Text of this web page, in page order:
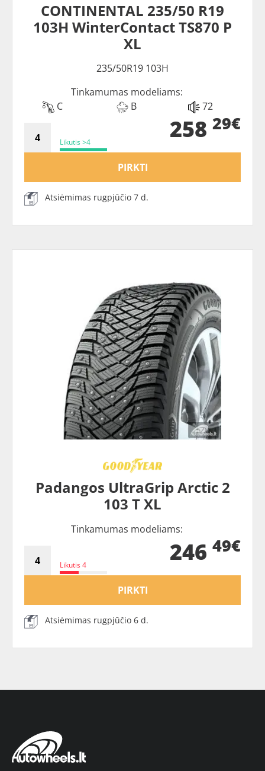
CONTINENTAL 235/50 R19
103H WinterContact TS870 P
XL
235/50R19 103H
Tinkamumas modeliams:
C
B 72
Likutis >4 258 29€
PIRKTI
Atsiėmimas rugpjūčio 7 d.
Padangos UltraGrip Arctic 2
103 T XL
Tinkamumas modeliams:
Likutis 4 246 49€
PIRKTI
Atsiėmimas rugpjūčio 6 d.